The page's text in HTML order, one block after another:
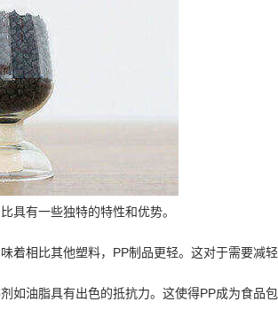
具有一些独特的特性和优势。
着相比其他塑料，PP制品更轻。这对于需要减
如油脂具有出色的抵抗力。这使得PP成为食品